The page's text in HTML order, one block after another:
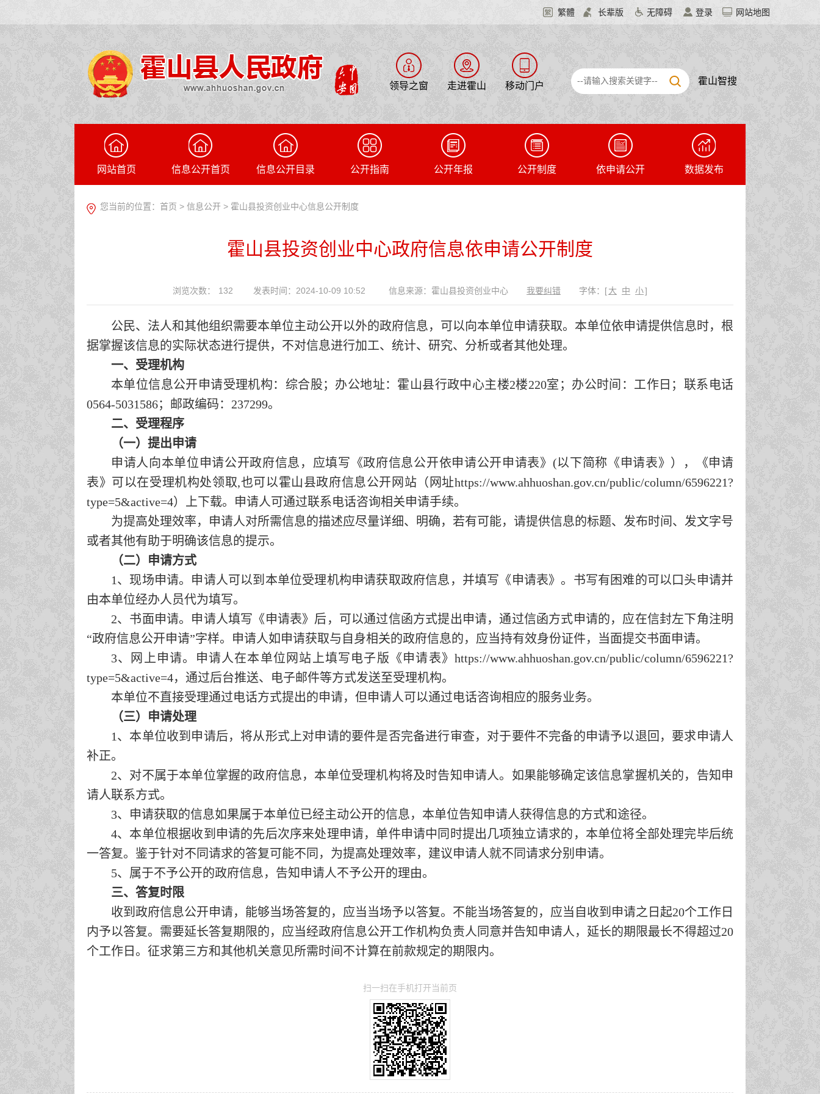
繁體 长辈版 无障碍 登录 网站地图
领导之窗 走进霍山 移动门户 霍山智搜
网站首页 信息公开首页 信息公开目录 公开指南 公开年报 公开制度 依申请公开 数据发布
您当前的位置： 首页 > 信息公开 > 霍山县投资创业中心信息公开制度
霍山县投资创业中心政府信息依申请公开制度
浏览次数： 132 发表时间：2024-10-09 10:52 信息来源：霍山县投资创业中心 我要纠错 字体： [大 中 小]
公民、法人和其他组织需要本单位主动公开以外的政府信息，可以向本单位申请获取。本单位依申请提供信息时，根
据掌握该信息的实际状态进行提供，不对信息进行加工、统计、研究、分析或者其他处理。
一、受理机构
本单位信息公开申请受理机构： 综合股；办公地址：霍山县行政中心主楼2楼220室；办公时间：工作日；联系电话
0564-5031586；邮政编码： 237299。
二、受理程序
（一）提出申请
申请人向本单位申请公开政府信息，应填写《政府信息公开依申请公开申请表》 (以下简称《申请表》），《申请
表》可以在受理机构处领取,也可以霍山县政府信息公开网站（网址https://www.ahhuoshan.gov.cn/public/column/6596221?
type=5&active=4）上下载。申请人可通过联系电话咨询相关申请手续。
为提高处理效率，申请人对所需信息的描述应尽量详细、明确，若有可能，请提供信息的标题、发布时间、发文字号
或者其他有助于明确该信息的提示。
（二）申请方式
1、现场申请。申请人可以到本单位受理机构申请获取政府信息，并填写《申请表》。书写有困难的可以口头申请并
由本单位经办人员代为填写。
2、书面申请。申请人填写《申请表》后，可以通过信函方式提出申请，通过信函方式申请的，应在信封左下角注明
“政府信息公开申请”字样。申请人如申请获取与自身相关的政府信息的，应当持有效身份证件，当面提交书面申请。
3、网上申请。申请人在本单位网站上填写电子版《申请表》https://www.ahhuoshan.gov.cn/public/column/6596221?
type=5&active=4，通过后台推送、电子邮件等方式发送至受理机构。
本单位不直接受理通过电话方式提出的申请，但申请人可以通过电话咨询相应的服务业务。
（三）申请处理
1、本单位收到申请后，将从形式上对申请的要件是否完备进行审查，对于要件不完备的申请予以退回，要求申请人
补正。
2、对不属于本单位掌握的政府信息，本单位受理机构将及时告知申请人。如果能够确定该信息掌握机关的，告知申
请人联系方式。
3、申请获取的信息如果属于本单位已经主动公开的信息，本单位告知申请人获得信息的方式和途径。
4、本单位根据收到申请的先后次序来处理申请，单件申请中同时提出几项独立请求的，本单位将全部处理完毕后统
一答复。鉴于针对不同请求的答复可能不同，为提高处理效率，建议申请人就不同请求分别申请。
5、属于不予公开的政府信息，告知申请人不予公开的理由。
三、答复时限
收到政府信息公开申请，能够当场答复的，应当当场予以答复。不能当场答复的，应当自收到申请之日起20个工作日
内予以答复。需要延长答复期限的，应当经政府信息公开工作机构负责人同意并告知申请人，延长的期限最长不得超过20
个工作日。征求第三方和其他机关意见所需时间不计算在前款规定的期限内。
扫一扫在手机打开当前页